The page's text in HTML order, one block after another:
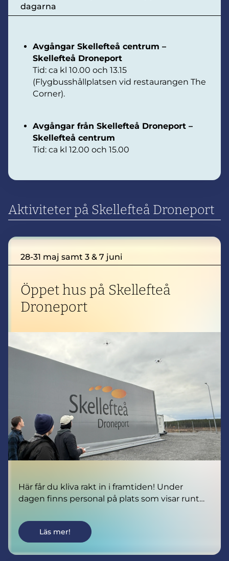
dagarna
Avgångar Skellefteå centrum –
Skellefteå Droneport
Tid: ca kl 10.00 och 13.15
(Flygbusshållplatsen vid restaurangen The
Corner).
Avgångar från Skellefteå Droneport –
Skellefteå centrum
Tid: ca kl 12.00 och 15.00
Aktiviteter på Skellefteå Droneport
28-31 maj samt 3 & 7 juni
Öppet hus på Skellefteå
Droneport
Här får du kliva rakt in i framtiden! Under
dagen finns personal på plats som visar runt
verksamheten och visar hur drönare redan
idag används inom olika områden.
Vid utvalda tider lyfter vi dessutom drönare
live och det finns möjlighet att själv prova att
Läs mer!